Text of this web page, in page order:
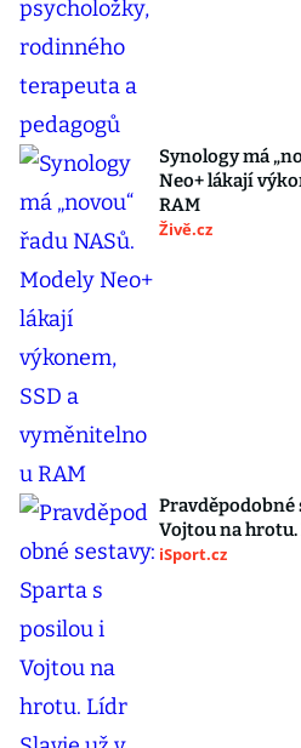
Synology má
Neo+ lákají
RAM
Živě.cz
Pravděpodobné
Vojtou na hrotu.
iSport.cz